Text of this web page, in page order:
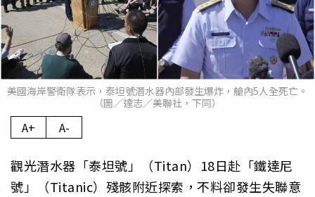
美國海岸警衛隊表示，泰坦號潛水器內部發生爆炸，艙內5人全死亡。
（圖／達志／美聯社，下同）
A+ A-
觀光潛水器「泰坦號」（Titan）18日赴「鐵達尼
號」（Titanic）殘骸附近探索，不料卻發生失聯意